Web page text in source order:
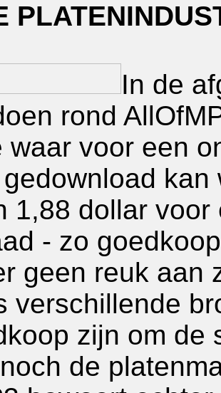
In de
rond
waar voor een
1,88 dollar
- zo
geen reuk aan
verschillende
zijn om de
de